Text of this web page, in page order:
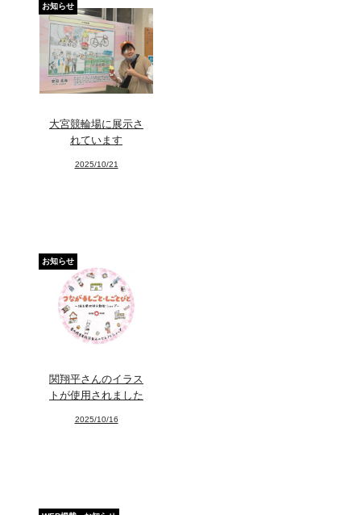
お知らせ
大宮競輪場に展示さ
れています
2025/10/21
お知らせ
関翔平さんのイラス
トが使用されました
2025/10/16